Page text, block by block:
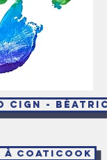
-
Coaticook